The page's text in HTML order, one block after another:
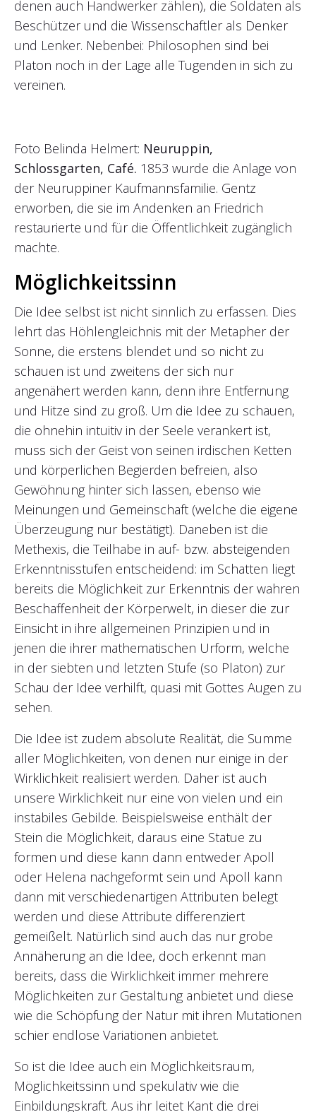
denen auch Handwerker zählen), die Soldaten als
Beschützer und die Wissenschaftler als Denker
und Lenker. Nebenbei: Philosophen sind bei
Platon noch in der Lage alle Tugenden in sich zu
vereinen.
Foto Belinda Helmert: Neuruppin,
Schlossgarten, Café. 1853 wurde die Anlage von
der Neuruppiner Kaufmannsfamilie. Gentz
erworben, die sie im Andenken an Friedrich
restaurierte und für die Öffentlichkeit zugänglich
machte.
Möglichkeitssinn
Die Idee selbst ist nicht sinnlich zu erfassen. Dies
lehrt das Höhlengleichnis mit der Metapher der
Sonne, die erstens blendet und so nicht zu
schauen ist und zweitens der sich nur
angenähert werden kann, denn ihre Entfernung
und Hitze sind zu groß. Um die Idee zu schauen,
die ohnehin intuitiv in der Seele verankert ist,
muss sich der Geist von seinen irdischen Ketten
und körperlichen Begierden befreien, also
Gewöhnung hinter sich lassen, ebenso wie
Meinungen und Gemeinschaft (welche die eigene
Überzeugung nur bestätigt). Daneben ist die
Methexis, die Teilhabe in auf- bzw. absteigenden
Erkenntnisstufen entscheidend: im Schatten liegt
bereits die Möglichkeit zur Erkenntnis der wahren
Beschaffenheit der Körperwelt, in dieser die zur
Einsicht in ihre allgemeinen Prinzipien und in
jenen die ihrer mathematischen Urform, welche
in der siebten und letzten Stufe (so Platon) zur
Schau der Idee verhilft, quasi mit Gottes Augen zu
sehen.
Die Idee ist zudem absolute Realität, die Summe
aller Möglichkeiten, von denen nur einige in der
Wirklichkeit realisiert werden. Daher ist auch
unsere Wirklichkeit nur eine von vielen und ein
instabiles Gebilde. Beispielsweise enthält der
Stein die Möglichkeit, daraus eine Statue zu
formen und diese kann dann entweder Apoll
oder Helena nachgeformt sein und Apoll kann
dann mit verschiedenartigen Attributen belegt
werden und diese Attribute differenziert
gemeißelt. Natürlich sind auch das nur grobe
Annäherung an die Idee, doch erkennt man
bereits, dass die Wirklichkeit immer mehrere
Möglichkeiten zur Gestaltung anbietet und diese
wie die Schöpfung der Natur mit ihren Mutationen
schier endlose Variationen anbietet.
So ist die Idee auch ein Möglichkeitsraum,
Möglichkeitssinn und spekulativ wie die
Einbildungskraft. Aus ihr leitet Kant die drei